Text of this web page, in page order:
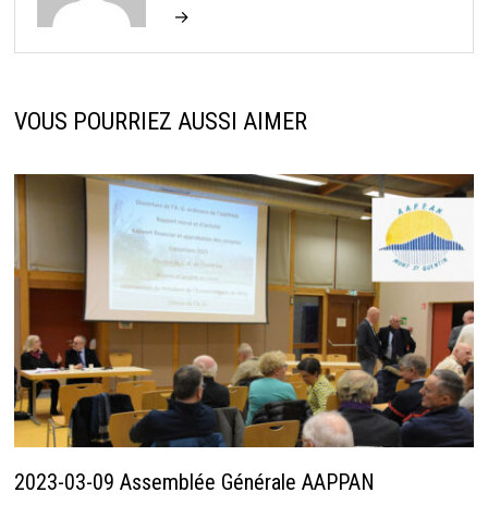
→
VOUS POURRIEZ AUSSI AIMER
2023-03-09 Assemblée Générale AAPPAN